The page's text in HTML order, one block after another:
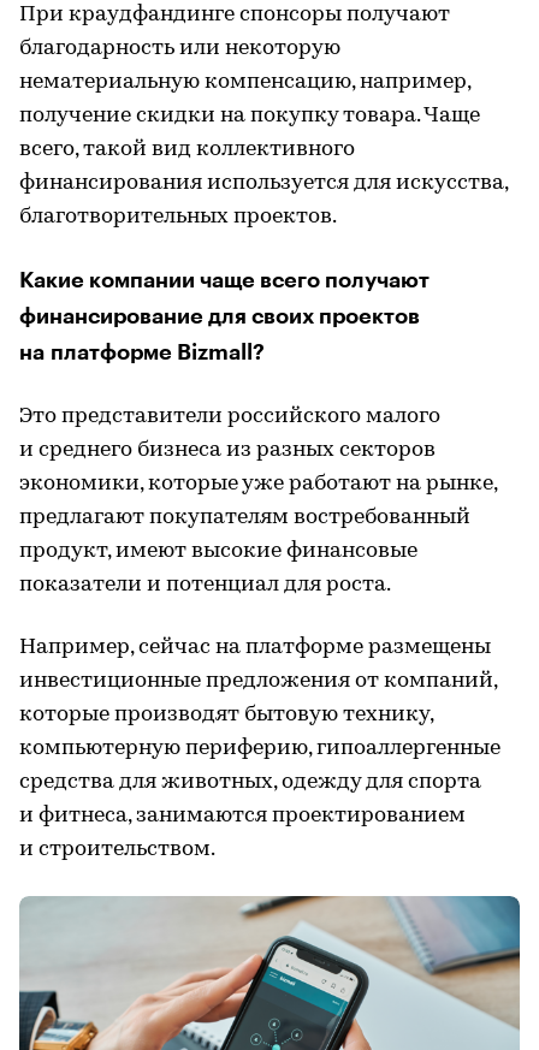
При краудфандинге спонсоры получают
благодарность или некоторую
нематериальную компенсацию, например,
получение скидки на покупку товара. Чаще
всего, такой вид коллективного
финансирования используется для искусства,
благотворительных проектов.
Какие компании чаще всего получают
финансирование для своих проектов
на платформе Bizmall?
Это представители российского малого
и среднего бизнеса из разных секторов
экономики, которые уже работают на рынке,
предлагают покупателям востребованный
продукт, имеют высокие финансовые
показатели и потенциал для роста.
Например, сейчас на платформе размещены
инвестиционные предложения от компаний,
которые производят бытовую технику,
компьютерную периферию, гипоаллергенные
средства для животных, одежду для спорта
и фитнеса, занимаются проектированием
и строительством.